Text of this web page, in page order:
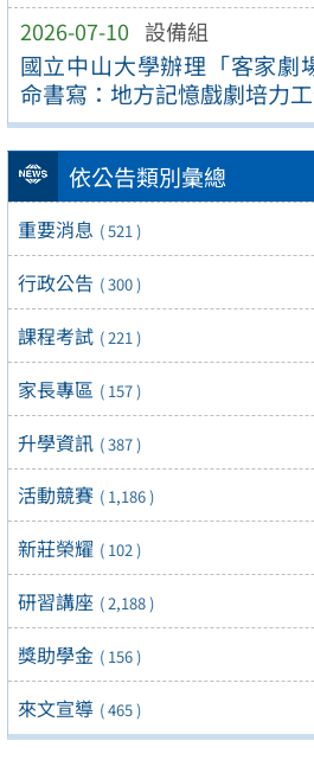
2026-07-10 設備組
國立中山大學辦理「客家劇
命書寫：地方記憶戲劇培力工
依公告類別彙總
重要消息 ( 521 )
行政公告 ( 300 )
課程考試 ( 221 )
家長專區 ( 157 )
升學資訊 ( 387 )
活動競賽 ( 1,186 )
新莊榮耀 ( 102 )
研習講座 ( 2,188 )
獎助學金 ( 156 )
來文宣導 ( 465 )